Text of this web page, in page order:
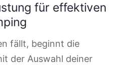
für effektiven
fällt, beginnt die
der Auswahl deiner